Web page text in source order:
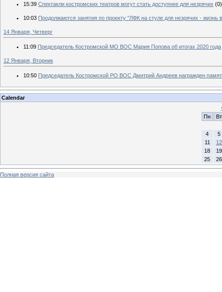
15:39 Спектакли костромских театров могут стать доступнее для незрячих (0)
10:03 Продолжаются занятия по проекту "ЛФК на стуле для незрячих - жизнь
14 Января, Четверг
11:09 Председатель Костромской МО ВОС Мария Попова об итогах 2020 года
12 Января, Вторник
10:50 Председатель Костромской РО ВОС Дмитрий Андреев награжден
Calendar
Пн
Вт
4
5
11
12
18
19
25
26
Полная версия сайта